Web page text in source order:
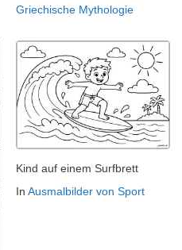
Griechische Mythologie
Kind auf einem Surfbrett
In Ausmalbilder von Sport